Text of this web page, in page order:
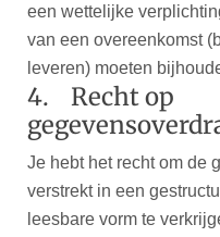
een wettelijke
van een overeenkomst
leveren) moeten
4. Recht op
Je hebt het recht om de
verstrekt in een
leesbare vorm te